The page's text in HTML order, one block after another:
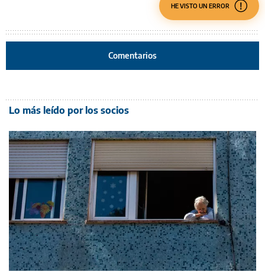
HE VISTO UN ERROR
Comentarios
Lo más leído por los socios